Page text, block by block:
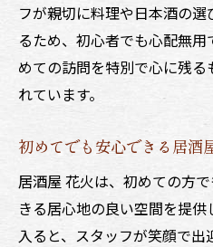
フが親切に料理や日本酒の
るため、初心者でも心配無
めての訪問を特別で心に残
れています。
初めてでも安心できる居酒
居酒屋 花火は、初めての方
きる居心地の良い空間を提供
入ると、スタッフが笑顔で出